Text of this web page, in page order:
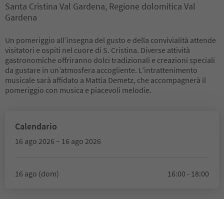
Santa Cristina Val Gardena, Regione dolomitica Val
Gardena
Un pomeriggio all’insegna del gusto e della convivialità attende
visitatori e ospiti nel cuore di S. Cristina. Diverse attività
gastronomiche offriranno dolci tradizionali e creazioni speciali
da gustare in un’atmosfera accogliente. L’intrattenimento
musicale sarà affidato a Mattia Demetz, che accompagnerà il
pomeriggio con musica e piacevoli melodie.
Calendario
16 ago 2026 – 16 ago 2026
16 ago (dom) 16:00 - 18:00